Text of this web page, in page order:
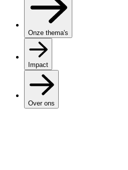
Onze thema's
Impact
Over ons